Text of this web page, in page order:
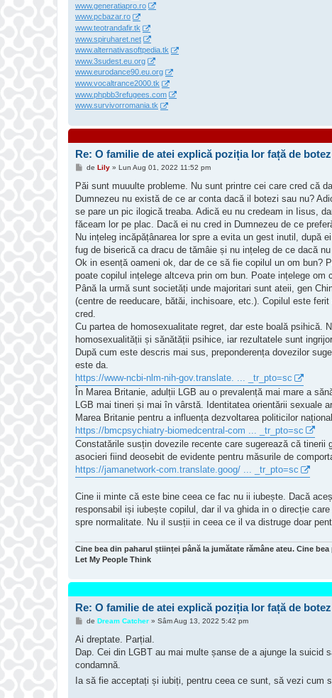
www.generatiapro.ro
www.pcbazar.ro
www.teotrandafir.tk
www.spiruharet.net
www.alternativasoftpedia.tk
www.3sudest.eu.org
www.eurodance90.eu.org
www.vocaltrance2000.tk
www.phpbb3refugees.com
www.survivorromania.tk
Re: O familie de atei explică poziția lor față de
M
s
j
de Lily» Lun Aug 01, 2022 11:52 pm
Păi sunt muuulte probleme. Nu sunt printre cei care cred că
Dumnezeu nu există de ce ar conta dacă il botezi sau nu?
se pare un pic ilogică treaba. Adică eu nu credeam in Iisus,
făceam lor pe plac. Dacă ei nu cred in Dumnezeu de ce
Nu ințeleg incăpățânarea lor spre a evita un gest inutil, după
fug de biserică ca dracu de tămâie și nu ințeleg de ce dacă
Ok in esență oameni ok, dar de ce să fie copilul un om bun?
poate copilul ințelege altceva prin om bun. Poate ințelege
Până la urmă sunt societăți unde majoritari sunt ateii, gen
(centre de reeducare, bătăi, inchisoare, etc.). Copilul este
cred.
Cu partea de homosexualitate regret, dar este boală
homosexualității și sănătății psihice, iar rezultatele sunt
După cum este descris mai sus, preponderența dovezilor
este da.
https://www-ncbi-nlm-nih-gov.translate. ... _tr_pto=sc
În Marea Britanie, adulții LGB au o prevalență mai mare a
LGB mai tineri și mai în vârstă. Identitatea orientării
Marea Britanie pentru a influența dezvoltarea politicilor
https://bmcpsychiatry-biomedcentral-com ... _tr_pto=sc
Constatările susțin dovezile recente care sugerează că
asocieri fiind deosebit de evidente pentru măsurile de
https://jamanetwork-com.translate.goog/ ... _tr_pto=sc
Cine ii minte că este bine ceea ce fac nu ii iubește. Dacă
responsabil iși iubește copilul, dar il va ghida in o direcție
spre normalitate. Nu il susții in ceea ce il va distruge doar
Cine bea din paharul științei până la jumătate rămâne ateu. Cine
Let My People Think
Re: O familie de atei explică poziția lor față de
M
j
de Dream Catcher» Sâm Aug 13, 2022 5:42 pm
Ai dreptate. Parțial.
Dap. Cei din LGBT au mai multe șanse de a ajunge la
condamnă.
Ia să fie acceptați și iubiți, pentru ceea ce sunt, să vezi cum